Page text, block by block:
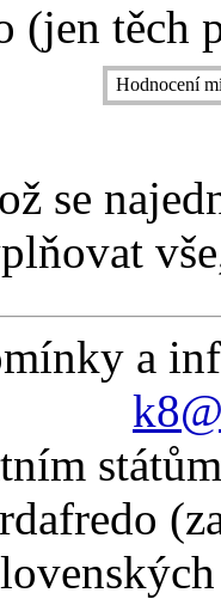
(jen těch
Hodnocení
se
a